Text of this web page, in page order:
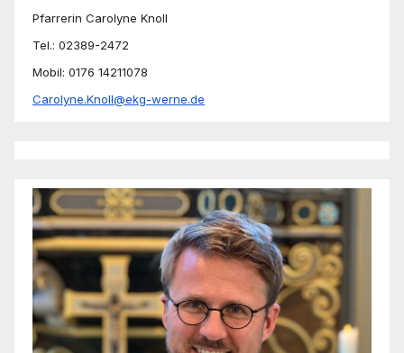
Pfarrerin Carolyne Knoll
Tel.: 02389-2472
Mobil: 0176 14211078
Carolyne.Knoll@ekg-werne.de